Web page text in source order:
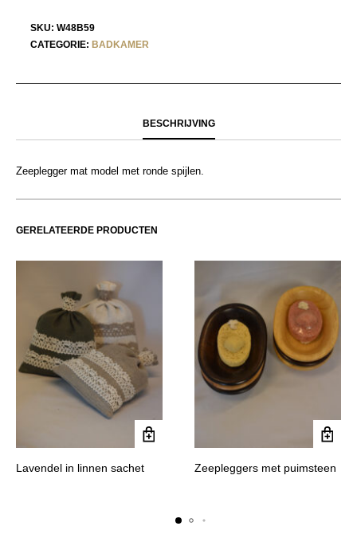
SKU: W48B59
CATEGORIE: BADKAMER
BESCHRIJVING
Zeeplegger mat model met ronde spijlen.
GERELATEERDE PRODUCTEN
Lavendel in linnen sachet Zeepleggers met puimsteen